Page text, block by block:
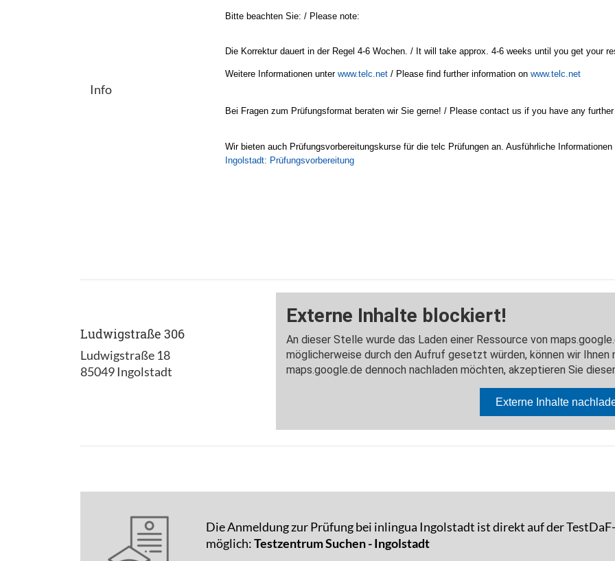
Info
Bitte beachten Sie: / Please note:
Die Korrektur dauert in der Regel 4-6 Wochen. / It will take approx. 4-6 weeks until you get your
Weitere Informationen unter www.telc.net/ Please find further information on www.telc.net
Bei Fragen zum Prüfungsformat beraten wir Sie gerne! / Please contact us if you have any
Wir bieten auch Prüfungsvorbereitungskurse für die telc Prüfungen an. Ausführliche
Ingolstadt: Prüfungsvorbereitung
Ludwigstraße 306
Ludwigstraße 18
85049 Ingolstadt
Die Anmeldung zur Prüfung bei inlingua Ingolstadt ist direkt auf der
möglich:Testzentrum Suchen - Ingolstadt